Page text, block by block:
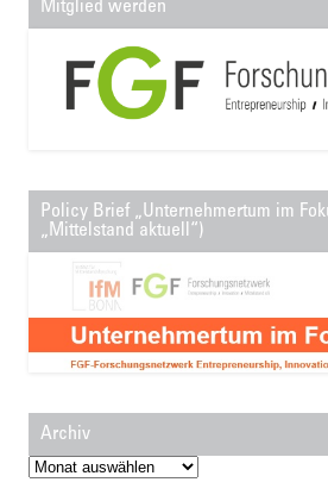
Mitglied werden
Policy Brief „Unternehmertum im
„Mittelstand aktuell“)
Archiv
Archiv